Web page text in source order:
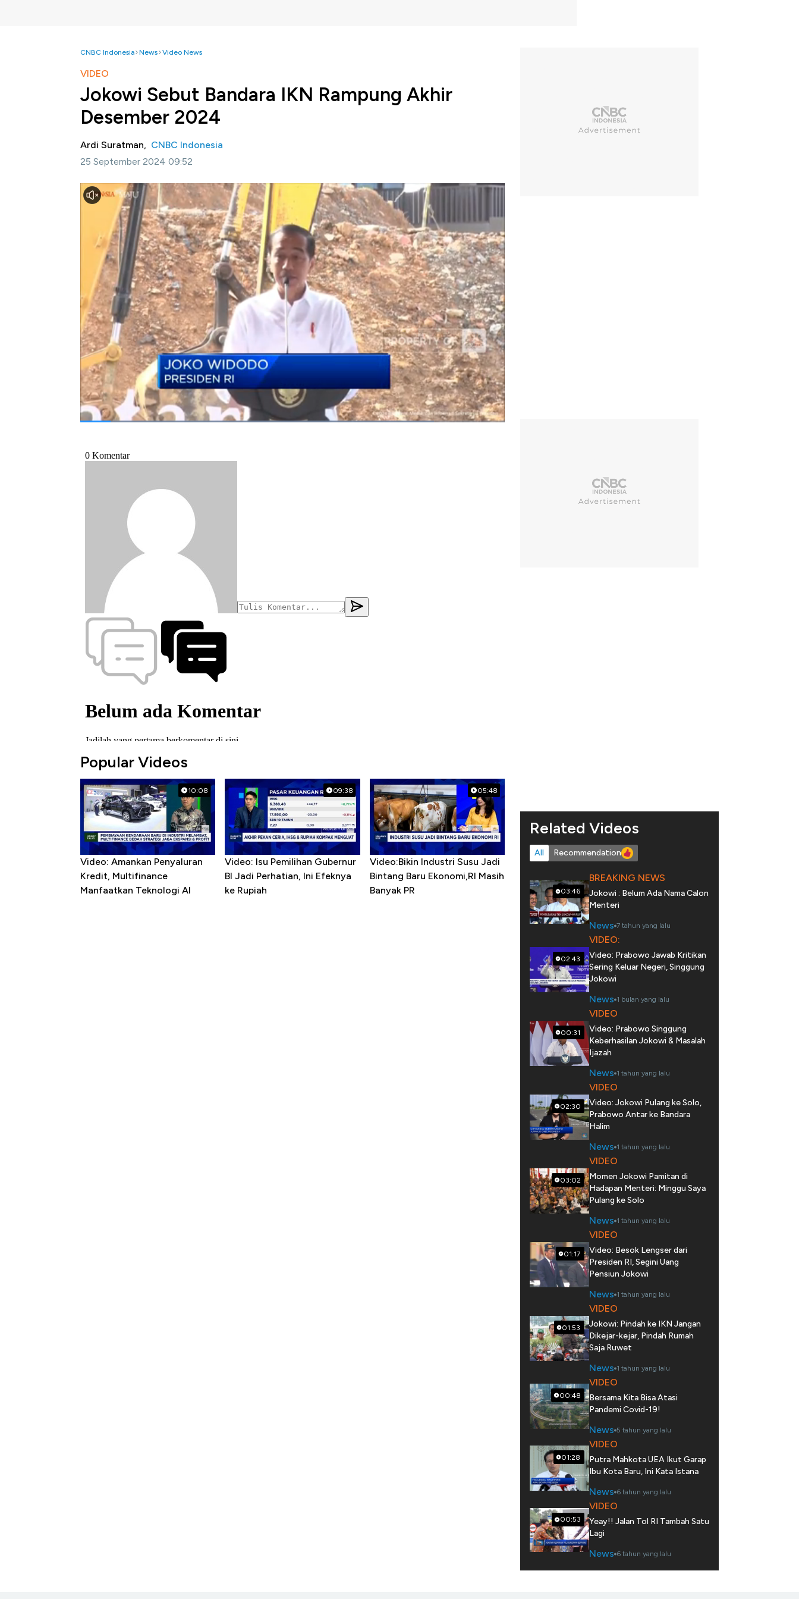
CNBC Indonesia News Video News
VIDEO
Jokowi Sebut Bandara IKN Rampung Akhir
Desember 2024
Ardi Suratman, CNBC Indonesia
25 September 2024 09:52
Nusantara,CNBC Indonesia - Presiden Joko Widodo (Jokowi) menargetkan Bandara Ibu Kota
Nusantara (IKN) di Kalimantan Timur bisa rampung total pada akhir Desember 2024.
Hal ini disampaikan Jokowi saat groundbreaking Teras Kota IKN By Plataran di IKN, Kalimantan Timur
pada Rabu (25/9) pagi.
Jokowi menyebut dengan landasan pacu sepanjang 3.000 meter pesawat-pesawat berukuran besar
nantinya bisa mendarat di bandara IKN.
Bagikan:
#presiden joko widodo #joko widodo #jokowi #presiden ri #ibu kota nusantara #ikn
#nusantara #bandara ikn #bandara
Popular Videos
10:08
Video: Amankan Penyaluran
Kredit, Multifinance
Manfaatkan Teknologi AI
09:38
Video: Isu Pemilihan Gubernur
BI Jadi Perhatian, Ini Efeknya
ke Rupiah
05:48
Video:Bikin Industri Susu Jadi
Bintang Baru Ekonomi,RI Masih
Banyak PR
Related Videos
All Recommendation
03:46
BREAKING NEWS
Jokowi : Belum Ada Nama Calon
Menteri
News 7 tahun yang lalu
02:43
VIDEO:
Video: Prabowo Jawab Kritikan
Sering Keluar Negeri, Singgung
Jokowi
News 1 bulan yang lalu
00:31
VIDEO
Video: Prabowo Singgung
Keberhasilan Jokowi & Masalah
Ijazah
News 1 tahun yang lalu
02:30
VIDEO
Video: Jokowi Pulang ke Solo,
Prabowo Antar ke Bandara
Halim
News 1 tahun yang lalu
03:02
VIDEO
Momen Jokowi Pamitan di
Hadapan Menteri: Minggu Saya
Pulang ke Solo
News 1 tahun yang lalu
01:17
VIDEO
Video: Besok Lengser dari
Presiden RI, Segini Uang
Pensiun Jokowi
News 1 tahun yang lalu
01:53
VIDEO
Jokowi: Pindah ke IKN Jangan
Dikejar-kejar, Pindah Rumah
Saja Ruwet
News 1 tahun yang lalu
00:48
VIDEO
Bersama Kita Bisa Atasi
Pandemi Covid-19!
News 5 tahun yang lalu
01:28
VIDEO
Putra Mahkota UEA Ikut Garap
Ibu Kota Baru, Ini Kata Istana
News 6 tahun yang lalu
00:53
VIDEO
Yeay!! Jalan Tol RI Tambah Satu
Lagi
News 6 tahun yang lalu